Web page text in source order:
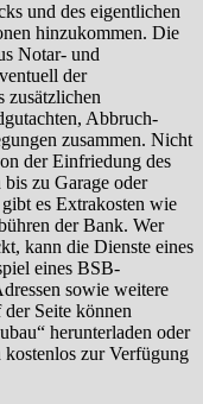
und des eigentlichen
hinzukommen. Die
Notar- und
der
zusätzlichen
Abbruch-
zusammen. Nicht
der Einfriedung des
zu Garage oder
es Extrakosten wie
der Bank. Wer
kann die Dienste eines
eines BSB-
sowie weitere
Seite können
herunterladen oder
kostenlos zur Verfügung